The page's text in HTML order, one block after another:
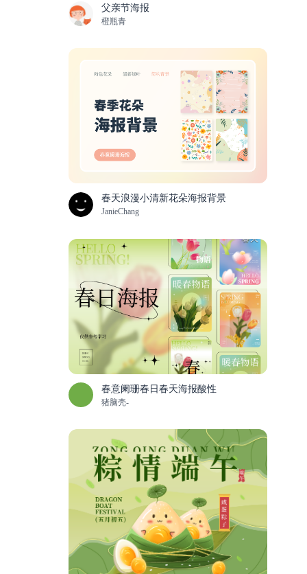
父亲节海报
橙瓶青
春天浪漫小清新花朵海报背景
JanieChang
春意阑珊春日春天海报酸性
猪脑壳-